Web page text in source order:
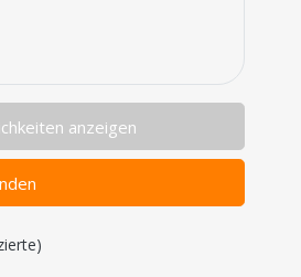
anzeigen